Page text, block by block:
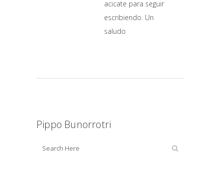
acicate para seguir
escribiendo. Un
saludo
Pippo Bunorrotri